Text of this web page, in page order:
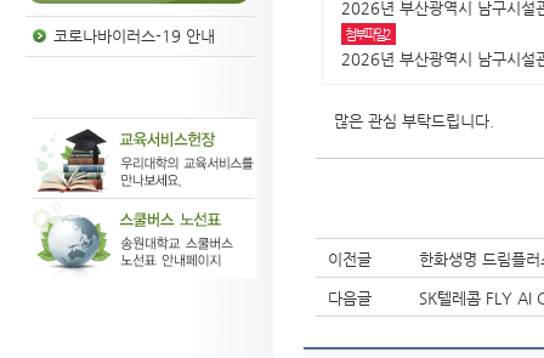
코로나바이러스-19 안내
2026년 부산광역시 남구시설
첨부파일2
2026년 부산광역시 남구시설
많은 관심 부탁드립니다.
이전글 한화생명 드림플
다음글 SK텔레콤 FLY AI